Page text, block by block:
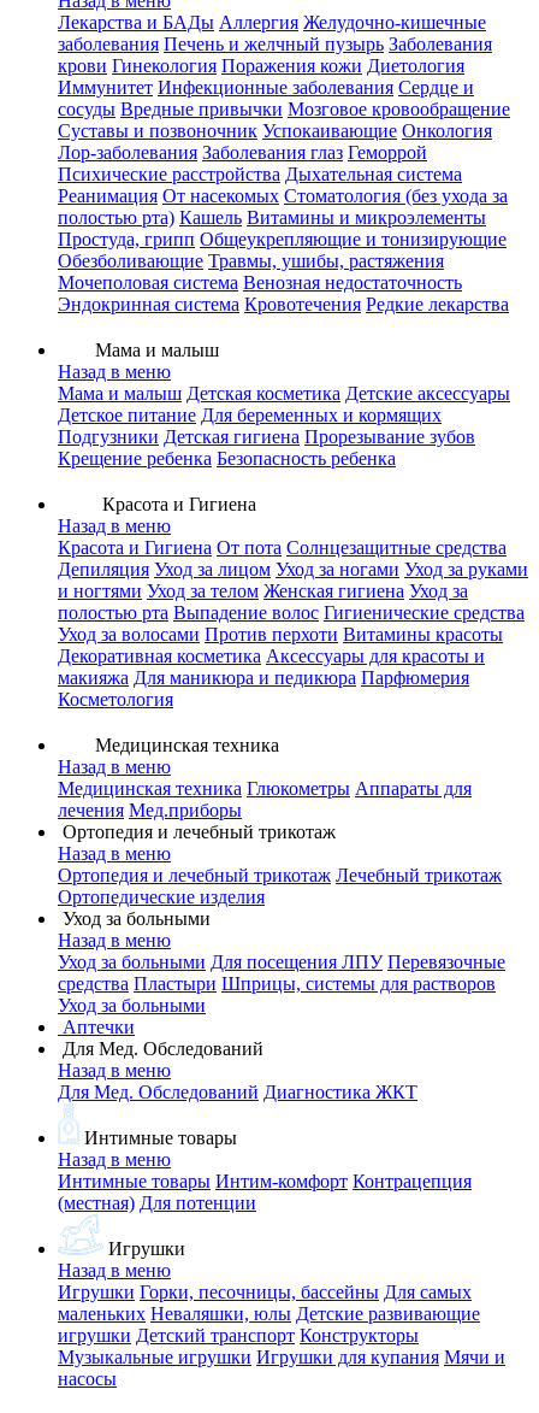
Лекарства и БАДы Аллергия Желудочно-кишечные
заболевания Печень и желчный пузырь Заболевания
крови Гинекология Поражения кожи Диетология
Иммунитет Инфекционные заболевания Сердце и
сосуды Вредные привычки Мозговое кровообращение
Суставы и позвоночник Успокаивающие Онкология
Лор-заболевания Заболевания глаз Геморрой
Психические расстройства Дыхательная система
Реанимация От насекомых Стоматология (без ухода за
полостью рта) Кашель Витамины и микроэлементы
Простуда, грипп Общеукрепляющие и тонизирующие
Обезболивающие Травмы, ушибы, растяжения
Мочеполовая система Венозная недостаточность
Эндокринная система Кровотечения Редкие лекарства
Мама и малыш
Назад в меню
Мама и малыш Детская косметика Детские аксессуары
Детское питание Для беременных и кормящих
Подгузники Детская гигиена Прорезывание зубов
Крещение ребенка Безопасность ребенка
Красота и Гигиена
Назад в меню
Красота и Гигиена От пота Солнцезащитные средства
Депиляция Уход за лицом Уход за ногами Уход за руками
и ногтями Уход за телом Женская гигиена Уход за
полостью рта Выпадение волос Гигиенические средства
Уход за волосами Против перхоти Витамины красоты
Декоративная косметика Аксессуары для красоты и
макияжа Для маникюра и педикюра Парфюмерия
Косметология
Медицинская техника
Назад в меню
Медицинская техника Глюкометры Аппараты для
лечения Мед.приборы
Ортопедия и лечебный трикотаж
Назад в меню
Ортопедия и лечебный трикотаж Лечебный трикотаж
Ортопедические изделия
Уход за больными
Назад в меню
Уход за больными Для посещения ЛПУ Перевязочные
средства Пластыри Шприцы, системы для растворов
Уход за больными
Аптечки
Для Мед. Обследований
Назад в меню
Для Мед. Обследований Диагностика ЖКТ
Интимные товары
Назад в меню
Интимные товары Интим-комфорт Контрацепция
(местная) Для потенции
Игрушки
Назад в меню
Игрушки Горки, песочницы, бассейны Для самых
маленьких Неваляшки, юлы Детские развивающие
игрушки Детский транспорт Конструкторы
Музыкальные игрушки Игрушки для купания Мячи и
насосы